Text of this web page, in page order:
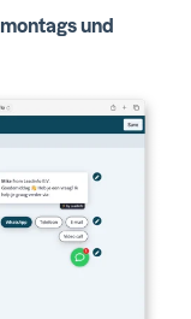
montags und